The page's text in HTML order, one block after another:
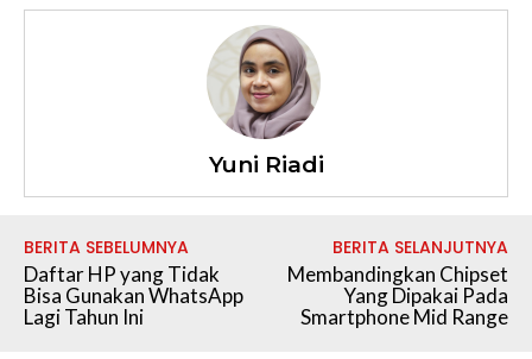
Yuni Riadi
BERITA SEBELUMNYA
Daftar HP yang Tidak
Bisa Gunakan WhatsApp
Lagi Tahun Ini
BERITA SELANJUTNYA
Membandingkan Chipset
Yang Dipakai Pada
Smartphone Mid Range